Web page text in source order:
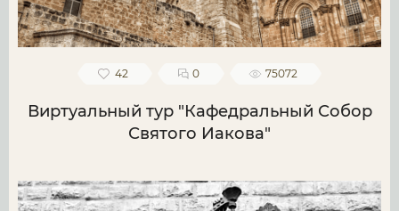
42 0 75072
Виртуальный тур "Кафедральный Собор
Святого Иакова"